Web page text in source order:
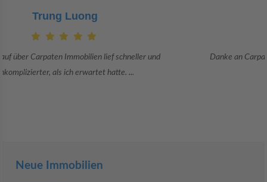
Claudia Bergrath
Danke an Carpaten Immobilien und besonders an Frau Adriana Sarca.
Sie war viele Monate mehr als ...
Neue Immobilien